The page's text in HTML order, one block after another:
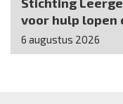
Stichting
voor hulp lopen
6 augustus 2026